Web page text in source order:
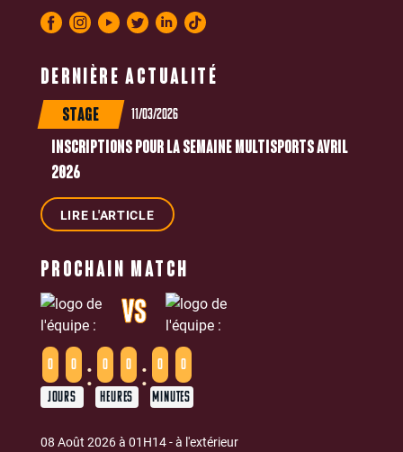
DERNIÈRE ACTUALITÉ
STAGE 11/03/2026
INSCRIPTIONS POUR LA SEMAINE MULTISPORTS AVRIL
2026
LIRE L'ARTICLE
PROCHAIN MATCH
0 0
JOURS
: 0 0
HEURES
: 0 0
MINUTES
VS
08 Août 2026 à 01H14 - à l'extérieur